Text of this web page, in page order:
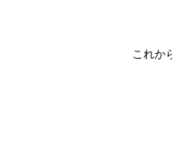
これか